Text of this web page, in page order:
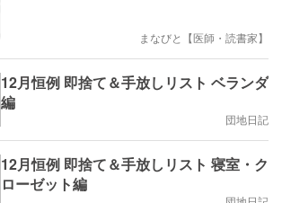
まなびと【医師・読書家】
12月恒例 即捨て＆手放しリスト ベランダ
編
団地日記
12月恒例 即捨て＆手放しリスト 寝室・ク
ローゼット編